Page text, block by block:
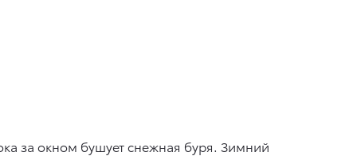
за окном бушует снежная буря. Зимний